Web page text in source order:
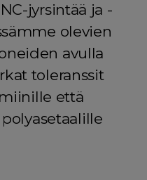
jyrsintää ja -
olevien
avulla
toleranssit
että